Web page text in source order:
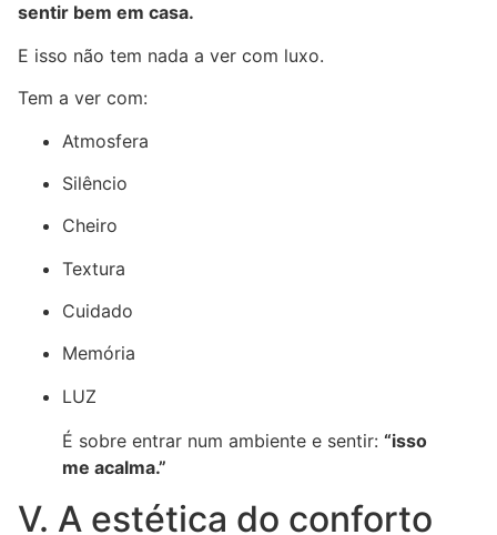
sentir bem em casa.
E isso não tem nada a ver com luxo.
Tem a ver com:
Atmosfera
Silêncio
Cheiro
Textura
Cuidado
Memória
LUZ
É sobre entrar num ambiente e sentir: “isso
me acalma.”
V. A estética do conforto